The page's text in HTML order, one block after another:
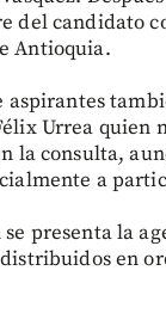
del candidato
Antioquia.
aspirantes
Urrea quien
la consulta,
a
presenta la
en